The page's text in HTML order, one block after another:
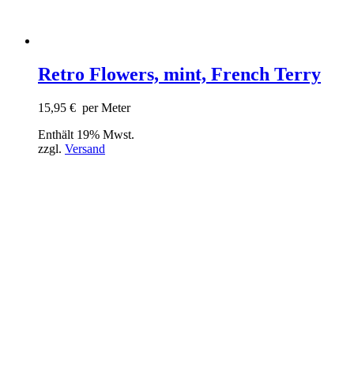
Retro Flowers, mint, French Terry
15,95 € per Meter
Enthält 19% Mwst.
zzgl. Versand